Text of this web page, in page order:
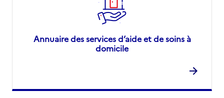
Annuaire des services d’aide et de soins à
domicile